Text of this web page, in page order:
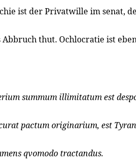
ist der Privatwille im senat,
Abbruch thut. Ochlocratie ist
summum illimitatum est
pactum originarium, est
qvomodo tractandus.